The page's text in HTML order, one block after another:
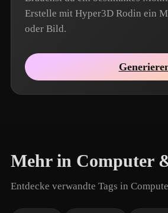
Erstelle mit Hyper3D Rodin ein
oder Bild.
Mehr in Computer
Entdecke verwandte Tags in